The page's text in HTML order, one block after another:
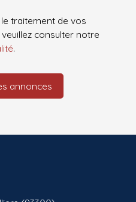
traitement de vos
consulter notre
.
annonces